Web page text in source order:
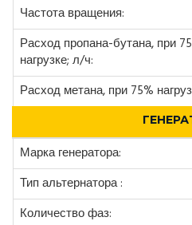
Частота вращения:
Расход пропана-бутана, при
нагрузке; л/ч:
Расход метана, при 75%
Марка генератора:
Тип альтернатора :
Количество фаз: